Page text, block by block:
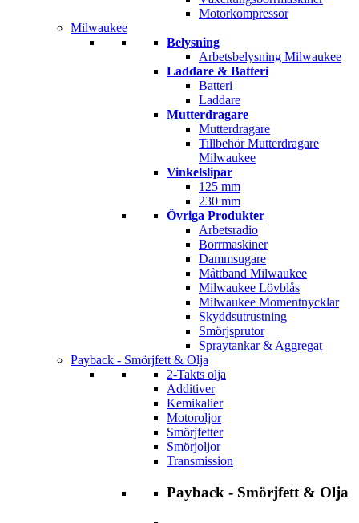
Motorkompressor
Milwaukee
Belysning
Arbetsbelysning Milwaukee
Laddare & Batteri
Batteri
Laddare
Mutterdragare
Mutterdragare
Tillbehör Mutterdragare
Milwaukee
Vinkelslipar
125 mm
230 mm
Övriga Produkter
Arbetsradio
Borrmaskiner
Dammsugare
Måttband Milwaukee
Milwaukee Lövblås
Milwaukee Momentnycklar
Skyddsutrustning
Smörjsprutor
Spraytankar & Aggregat
Payback - Smörjfett & Olja
2-Takts olja
Additiver
Kemikalier
Motoroljor
Smörjfetter
Smörjoljor
Transmission
Payback - Smörjfett & Olja